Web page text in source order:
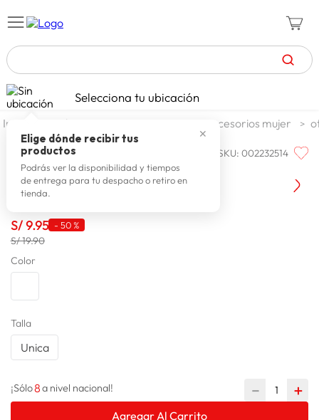
TÉRMINOS MÁS BUSCADOS
1. celulares
2. zapatillas mujer
3. zapatillas hombre
4. moda
6. tv
7.
10. spiderman
Selecciona tu ubicación
✕
Elige dónde recibir tus
productos
Podrás ver la disponibilidad y tiempos
de entrega para tu despacho o retiro en
tienda.
moda y accesorios accesorios mujer
ONE STEP SKU:002232514
Llavero Mujer One Step Koala
S/9.95 - 50 %
S/ 19.90
Color
Talla
Unica
¡Sólo8a nivel nacional! ＋
－
Agregar Al Carrito